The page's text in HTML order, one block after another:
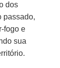
dos
passado,
fogo e
sua